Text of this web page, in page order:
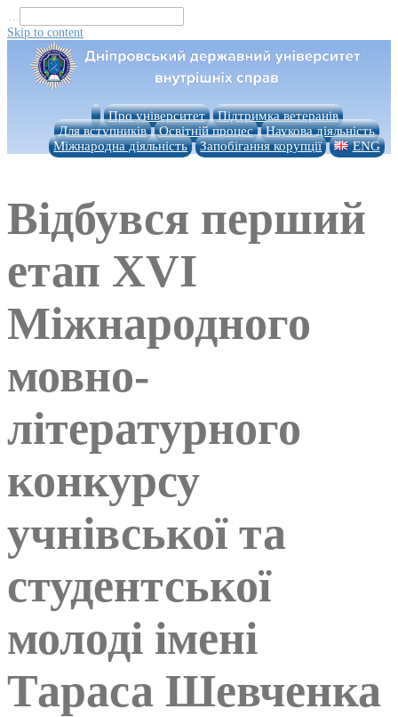
...
Skip to content
Про університет
Підтримка ветеранів
Для вступників
Освітній процес
Наукова діяльність
Міжнародна діяльність
Запобігання корупції ENG
Відбувся перший
етап XVI
Міжнародного
мовно-
літературного
конкурсу
учнівської та
студентської
молоді імені
Тараса Шевченка